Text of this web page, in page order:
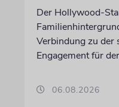
Der Hollywood-
Verbindung zu der
Engagement für
06.08.2026